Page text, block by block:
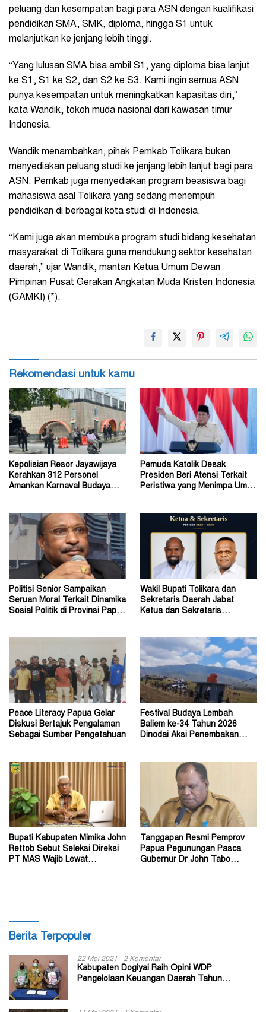
peluang dan kesempatan bagi para ASN dengan kualifikasi
pendidikan SMA, SMK, diploma, hingga S1 untuk
melanjutkan ke jenjang lebih tinggi.
“Yang lulusan SMA bisa ambil S1, yang diploma bisa lanjut
ke S1, S1 ke S2, dan S2 ke S3. Kami ingin semua ASN
punya kesempatan untuk meningkatkan kapasitas diri,”
kata Wandik, tokoh muda nasional dari kawasan timur
Indonesia.
Wandik menambahkan, pihak Pemkab Tolikara bukan
menyediakan peluang studi ke jenjang lebih lanjut bagi para
ASN. Pemkab juga menyediakan program beasiswa bagi
mahasiswa asal Tolikara yang sedang menempuh
pendidikan di berbagai kota studi di Indonesia.
“Kami juga akan membuka program studi bidang kesehatan
masyarakat di Tolikara guna mendukung sektor kesehatan
daerah,” ujar Wandik, mantan Ketua Umum Dewan
Pimpinan Pusat Gerakan Angkatan Muda Kristen Indonesia
(GAMKI) (*).
Rekomendasi untuk kamu
Kepolisian Resor Jayawijaya
Kerahkan 312 Personel
Amankan Karnaval Budaya
Pemuda Katolik Desak
Presiden Beri Atensi Terkait
Peristiwa yang Menimpa Umat
Politisi Senior Sampaikan
Seruan Moral Terkait Dinamika
Sosial Politik di Provinsi Papua
Wakil Bupati Tolikara dan
Sekretaris Daerah Jabat
Ketua dan Sekretaris
Peace Literacy Papua Gelar
Diskusi Bertajuk Pengalaman
Sebagai Sumber Pengetahuan
Festival Budaya Lembah
Baliem ke-34 Tahun 2026
Dinodai Aksi Penembakan
Bupati Kabupaten Mimika John
Rettob Sebut Seleksi Direksi
PT MAS Wajib Lewat
Tanggapan Resmi Pemprov
Papua Pegunungan Pasca
Gubernur Dr John Tabo
Berita Terpopuler
22 Mei 2021 2 Komentar
Kabupaten Dogiyai Raih Opini WDP
Pengelolaan Keuangan Daerah Tahun